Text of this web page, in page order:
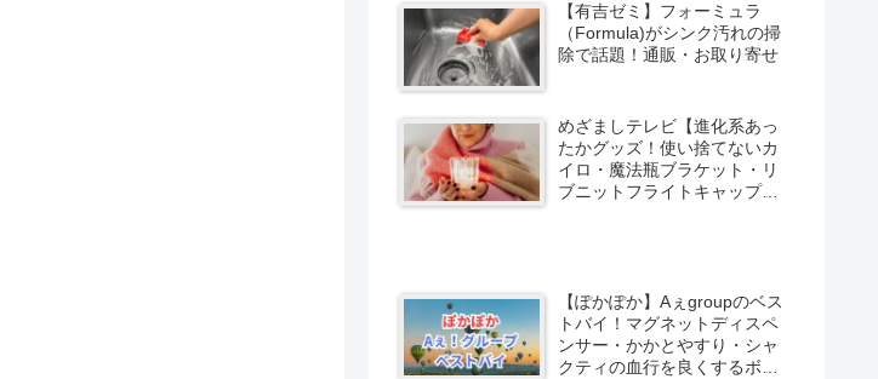
【有吉ゼミ】フォーミュラ
（Formula)がシンク汚れの掃
除で話題！通販・お取り寄せ
めざましテレビ【進化系あっ
たかグッズ！使い捨てないカ
イロ・魔法瓶ブラケット・リ
ブニットフライトキャップ・
【ぽかぽか】Aぇgroupのベス
トバイ！マグネットディスペ
ンサー・かかとやすり・シャ
クティの血行を良くするボー